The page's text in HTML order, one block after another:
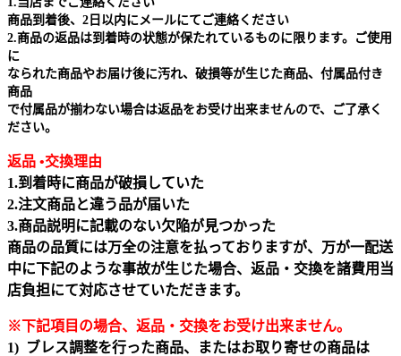
商品到着後、2日以内にメールにてご連絡ください
2.商品の返品は到着時の状態が保たれているものに限ります。ご使用
に
なられた商品やお届け後に汚れ、破損等が生じた商品、付属品付き
商品
で付属品が揃わない場合は返品をお受け出来ませんので、ご了承く
ださい。
返品 •交換理由
1.到着時に商品が破損していた
2.注文商品と違う品が届いた
3.商品説明に記載のない欠陥が見つかった
商品の品質には万全の注意を払っておりますが、万が一配送
中に下記のような事故が生じた場合、返品・交換を諸費用当
店負担にて対応させていただきます。
※下記項目の場合、返品・交換をお受け出来ません｡
1) ブレス調整を行った商品、またはお取り寄せの商品は